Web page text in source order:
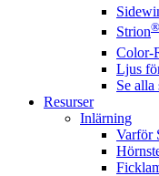
Strion®
Color-
Ljus
Se alla
Resurser
Inlärning
Varför